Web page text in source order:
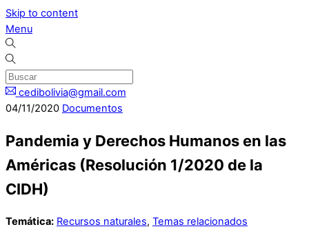
Skip to content
Menu
cedibolivia@gmail.com
04/11/2020 Documentos
Pandemia y Derechos Humanos en las
Américas (Resolución 1/2020 de la
CIDH)
Temática: Recursos naturales, Temas relacionados